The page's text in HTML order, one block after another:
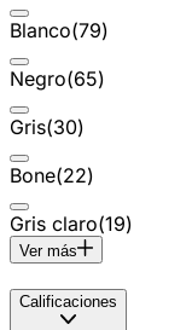
Blanco(79)
Negro(65)
Gris(30)
Bone(22)
Gris claro(19)
Ver más
Calificaciones